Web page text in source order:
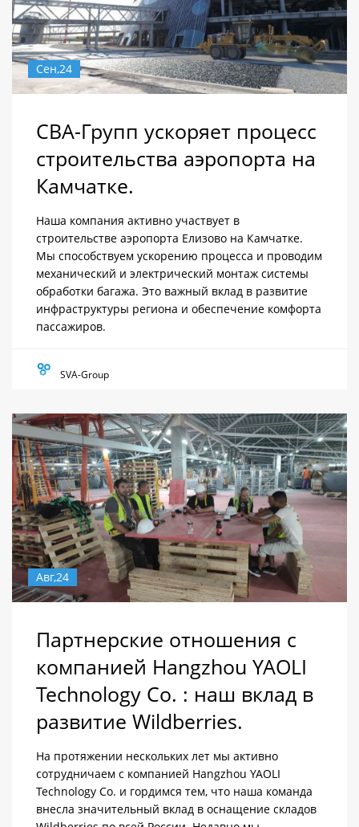
Сен,24
СВА-Групп ускоряет процесс
строительства аэропорта на
Камчатке.
Наша компания активно участвует в
строительстве аэропорта Елизово на Камчатке.
Мы способствуем ускорению процесса и проводим
механический и электрический монтаж системы
обработки багажа. Это важный вклад в развитие
инфраструктуры региона и обеспечение комфорта
пассажиров.
SVA-Group
Авг,24
Партнерские отношения с
компанией Hangzhou YAOLI
Technology Co. : наш вклад в
развитие Wildberries.
На протяжении нескольких лет мы активно
сотрудничаем с компанией Hangzhou YAOLI
Technology Co. и гордимся тем, что наша команда
внесла значительный вклад в оснащение складов